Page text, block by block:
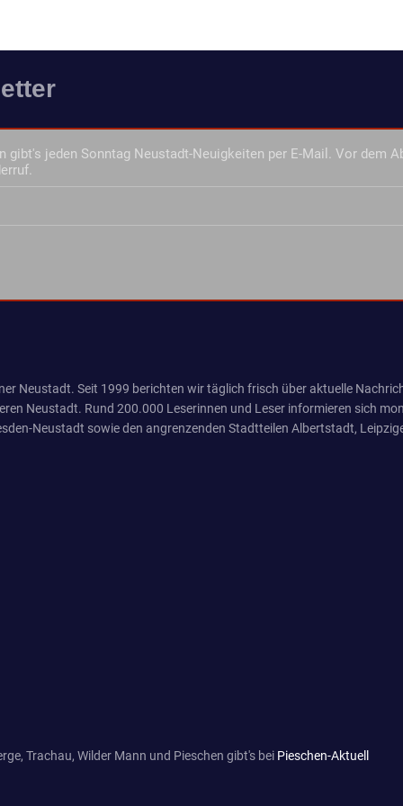
gibt's jeden Sonntag Neustadt-Neuigkeiten per E-Mail. Vor dem
Neustadt. Seit 1999 berichten wir täglich frisch über aktuelle
Neustadt. Rund 200.000 Leserinnen und Leser informieren sich
Neustadt sowie den angrenzenden Stadtteilen Albertstadt,
Trachau, Wilder Mann und Pieschen gibt's bei Pieschen-Aktuell